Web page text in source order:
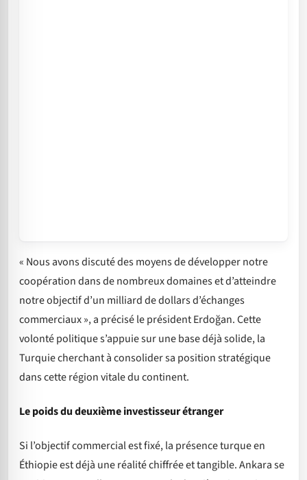
« Nous avons discuté des moyens de développer notre
coopération dans de nombreux domaines et d’atteindre
notre objectif d’un milliard de dollars d’échanges
commerciaux », a précisé le président Erdoğan. Cette
volonté politique s’appuie sur une base déjà solide, la
Turquie cherchant à consolider sa position stratégique
dans cette région vitale du continent.
Le poids du deuxième investisseur étranger
Si l’objectif commercial est fixé, la présence turque en
Éthiopie est déjà une réalité chiffrée et tangible. Ankara se